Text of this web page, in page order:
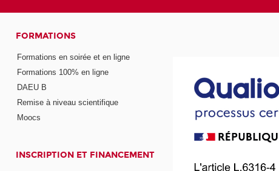
FORMATIONS
Formations en soirée et en ligne
Formations 100% en ligne
DAEU B
Remise à niveau scientifique
Moocs
INSCRIPTION ET FINANCEMENT